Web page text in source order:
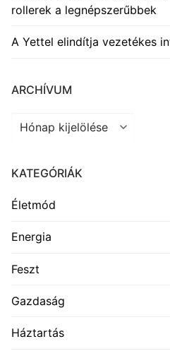
rollerek a legnépszerűbbek
A Yettel elindítja vezetékes
ARCHÍVUM
Archívum
KATEGÓRIÁK
Életmód
Energia
Feszt
Gazdaság
Háztartás